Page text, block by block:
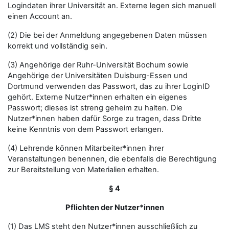
Logindaten ihrer Universität an. Externe legen sich manuell
einen Account an.
(2) Die bei der Anmeldung angegebenen Daten müssen
korrekt und vollständig sein.
(3) Angehörige der Ruhr-Universität Bochum sowie
Angehörige der Universitäten Duisburg-Essen und
Dortmund verwenden das Passwort, das zu ihrer LoginID
gehört. Externe Nutzer*innen erhalten ein eigenes
Passwort; dieses ist streng geheim zu halten. Die
Nutzer*innen haben dafür Sorge zu tragen, dass Dritte
keine Kenntnis von dem Passwort erlangen.
(4) Lehrende können Mitarbeiter*innen ihrer
Veranstaltungen benennen, die ebenfalls die Berechtigung
zur Bereitstellung von Materialien erhalten.
§ 4
Pflichten der Nutzer*innen
(1) Das LMS steht den Nutzer*innen ausschließlich zu